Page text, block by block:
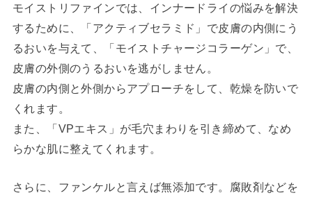
モイストリファインでは、インナードライの悩みを解決
するために、「アクティブセラミド」で皮膚の内側にう
るおいを与えて、「モイストチャージコラーゲン」で、
皮膚の外側のうるおいを逃がしません。
皮膚の内側と外側からアプローチをして、乾燥を防いで
くれます。
また、「VPエキス」が毛穴まわりを引き締めて、なめ
らかな肌に整えてくれます。
さらに、ファンケルと言えば無添加です。腐敗剤などを